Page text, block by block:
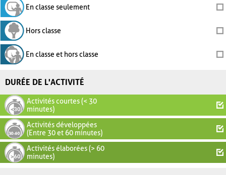
En classe seulement
Hors classe
En classe et hors classe
DURÉE DE L'ACTIVITÉ
Activités courtes (< 30
minutes)
Activités développées
(Entre 30 et 60 minutes)
Activités élaborées (> 60
minutes)